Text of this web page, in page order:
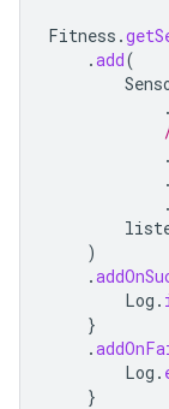
Fitness .
.add(
.
.
.
.
)
.
Log .
}
.
Log .
}